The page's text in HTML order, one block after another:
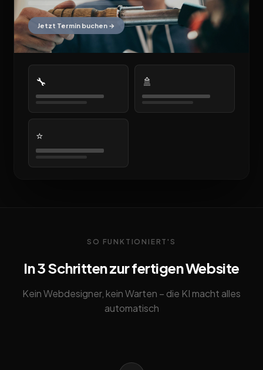
Jetzt Termin buchen →
🔧 🚿
⭐
SO FUNKTIONIERT'S
In 3 Schritten zur fertigen Website
Kein Webdesigner, kein Warten – die KI macht alles
automatisch